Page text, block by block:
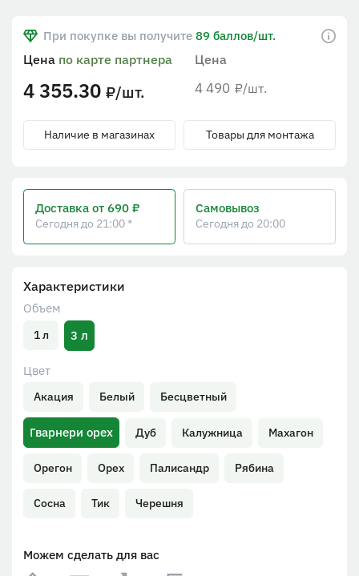
Характеристики
Объем
1 л 3 л
Цвет
Акация Белый Бесцветный
Гварнери орех Дуб Калужница Махагон
Орегон Орех Палисандр Рябина
Сосна Тик Черешня
Можем сделать для вас
При покупке вы получите 89 баллов/шт.
Цена
4 490 ₽/шт.
Цена по карте партнера
4 355.30 ₽/шт.
Наличие в магазинах Товары для монтажа
Доставка от 690 ₽
Сегодня до 21:00 *
Самовывоз
Сегодня до 20:00